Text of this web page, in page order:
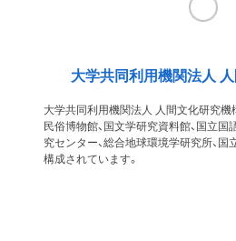
大学共同利用機関法人
大学共同利用機関法人 人間文化研究機
民俗博物館、国文学研究資料館、国立国
究センター、総合地球環境学研究所、国
構成されています。